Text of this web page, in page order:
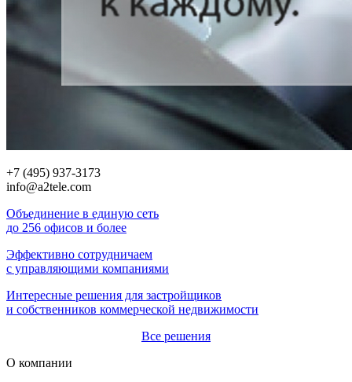
+7 (495) 937-3173
info@a2tele.com
Объединение в единую сеть
до 256 офисов и более
Эффективно сотрудничаем
с управляющими компаниями
Интересные решения для застройщиков
и собственников коммерческой недвижимости
Все решения
О компании